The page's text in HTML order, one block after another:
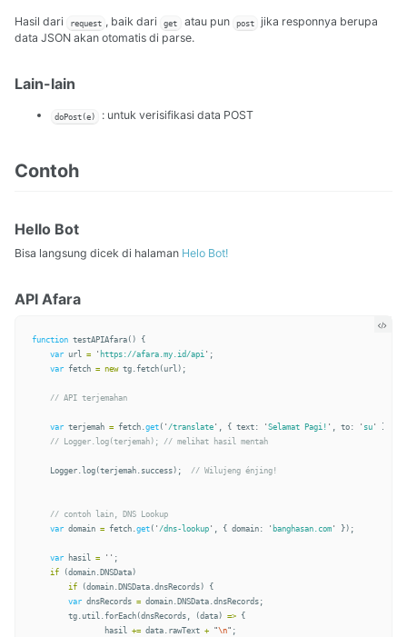
Hasil dari request , baik dari get atau pun post
jika responnya berupa
data JSON akan otomatis di parse.
Lain-lain
doPost(e) : untuk verisifikasi data POST
Contoh
Hello Bot
Bisa langsung dicek di halaman Helo Bot!
API Afara
function testAPIAfara ()
{
var url = ' https://afara.my.id/api ' ;
var fetch = new tg .fetch (url);
// API terjemahan
var terjemah = fetch .get ( '/translate ' , { text : 'Selamat Pagi! ' , to : ' su '
});
// Logger.log(terjemah); // melihat hasil mentah
Logger . log (terjemah . success); // Wilujeng énjing!
// contoh lain, DNS Lookup
var domain = fetch .get ( '/dns-lookup ' , { domain : ' banghasan.com ' });
var hasil = '' ;
if
(domain . DNSData)
if
(domain . DNSData .dnsRecords)
{
var dnsRecords = domain . DNSData .dnsRecords ;
tg .util .forEach (dnsRecords , (data) => {
hasil += data . rawText + "\n" ;